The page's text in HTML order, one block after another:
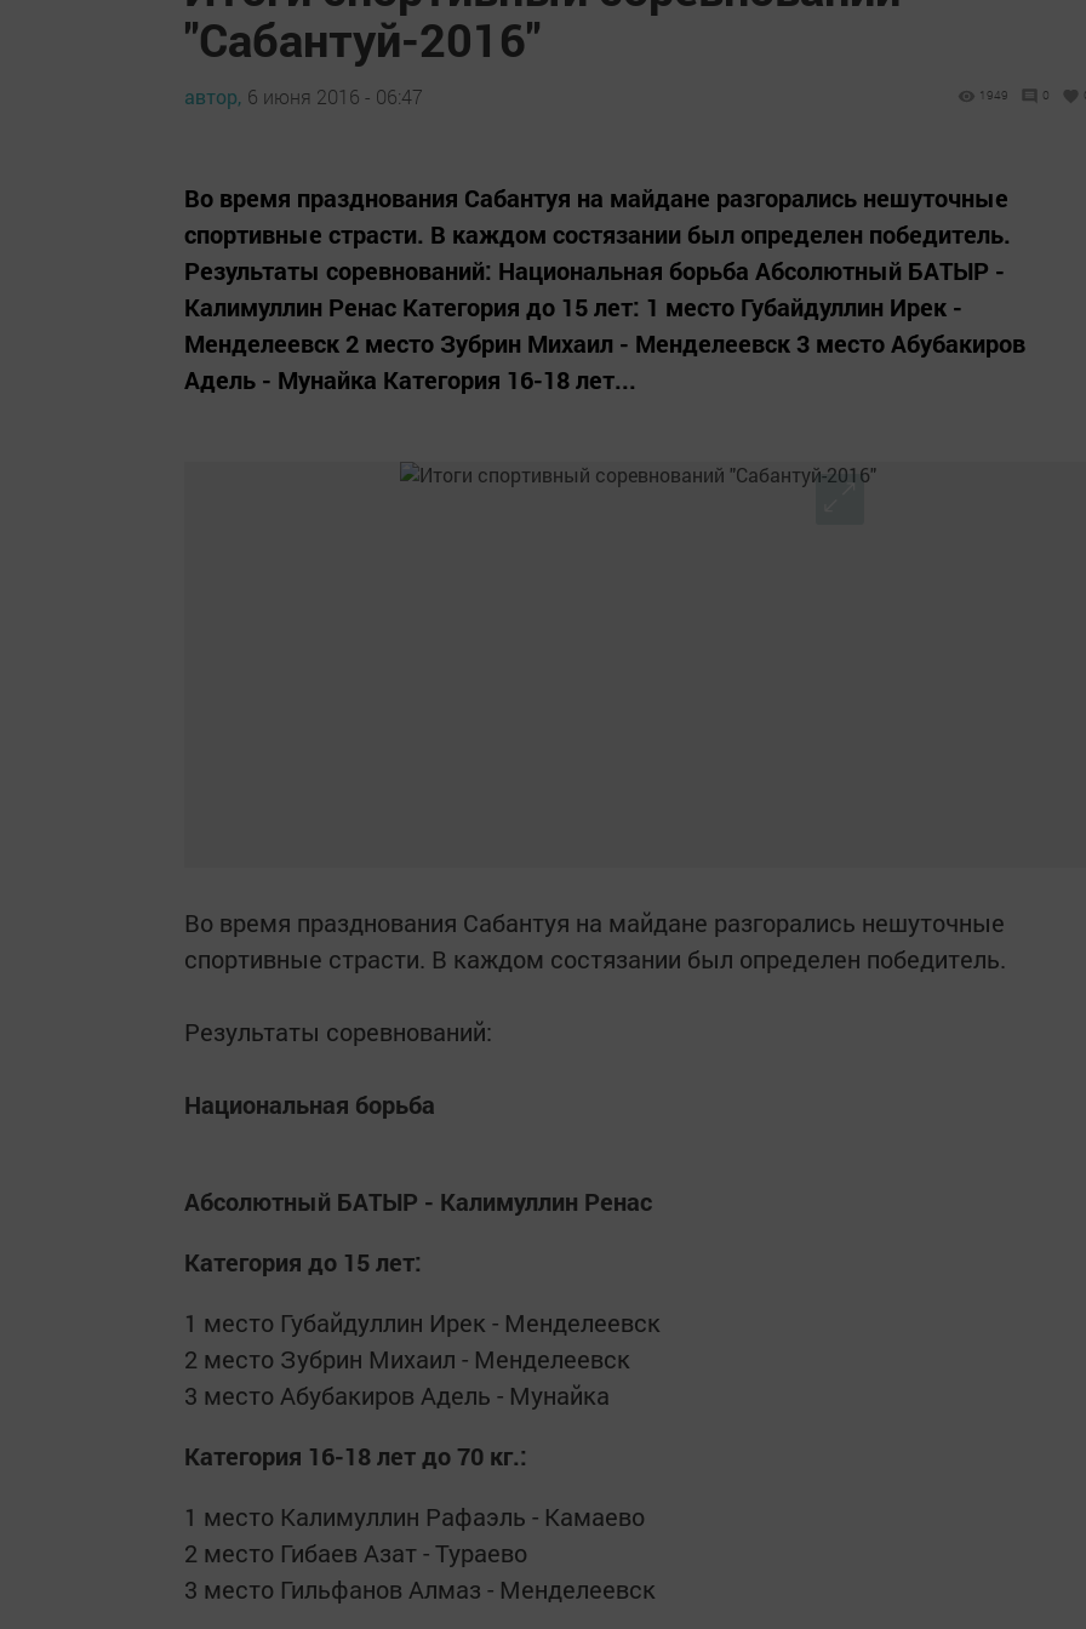
"Сабантуй-2016"
автор, 6 июня 2016 - 06:47 1949 0
Во время празднования Сабантуя на майдане разгорались нешуточные
спортивные страсти. В каждом состязании был определен победитель.
Результаты соревнований: Национальная борьба Абсолютный БАТЫР -
Калимуллин Ренас Категория до 15 лет: 1 место Губайдуллин Ирек -
Менделеевск 2 место Зубрин Михаил - Менделеевск 3 место Абубакиров
Адель - Мунайка Категория 16-18 лет...
Во время празднования Сабантуя на майдане разгорались нешуточные
спортивные страсти. В каждом состязании был определен победитель.
Результаты соревнований:
Национальная борьба
Абсолютный БАТЫР - Калимуллин Ренас
Категория до 15 лет:
1 место Губайдуллин Ирек - Менделеевск
2 место Зубрин Михаил - Менделеевск
3 место Абубакиров Адель - Мунайка
Категория 16-18 лет до 70 кг.:
1 место Калимуллин Рафаэль - Камаево
2 место Гибаев Азат - Тураево
3 место Гильфанов Алмаз - Менделеевск